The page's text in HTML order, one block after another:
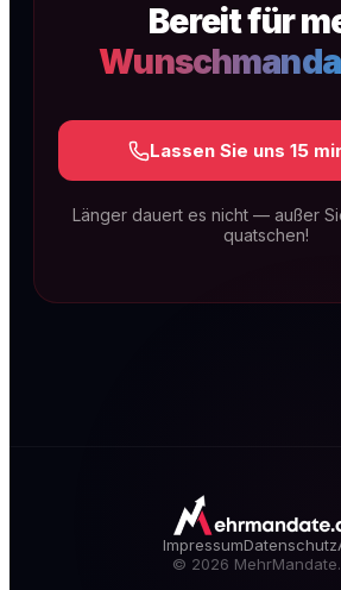
Mehr erfahren
Technische Exzellenz,
Bereit für
Lassen Sie uns 15
Länger dauert es nicht — außer
quatschen!
ImpressumDatenschutz
© 2026